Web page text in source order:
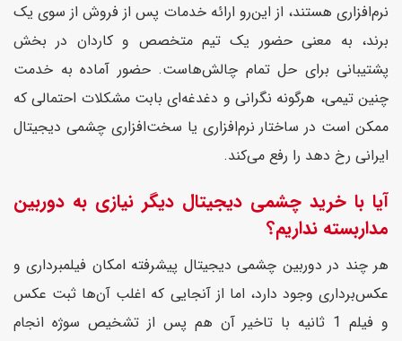
نرم‌افزاری هستند، از این‌رو ارائه خدمات پس از فروش از سوی یک
برند، به معنی حضور یک تیم متخصص و کاردان در بخش
پشتیبانی برای حل تمام چالش‌هاست. حضور آماده به خدمت
چنین تیمی، هرگونه نگرانی و دغدغه‌ای بابت مشکلات احتمالی که
ممکن است در ساختار نرم‌افزاری یا سخت‌افزاری چشمی دیجیتال
ایرانی رخ دهد را رفع می‌کند.
آیا با خرید چشمی دیجیتال دیگر نیازی به دوربین
مداربسته نداریم؟
هر چند در دوربین چشمی دیجیتال پیشرفته امکان فیلمبرداری و
عکس‌برداری وجود دارد، اما از آنجایی که اغلب آن‌ها ثبت عکس
و فیلم 1 ثانیه با تاخیر آن هم پس از تشخیص سوژه انجام